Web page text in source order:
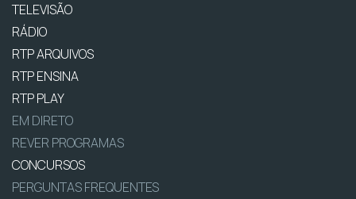
TELEVISÃO
RÁDIO
RTP ARQUIVOS
RTP ENSINA
RTP PLAY
EM DIRETO
REVER PROGRAMAS
CONCURSOS
PERGUNTAS FREQUENTES